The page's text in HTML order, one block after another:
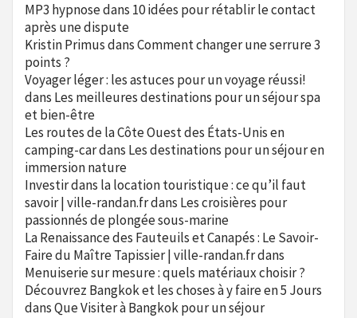
MP3 hypnosedans 10 idées pour rétablir le contact
après une dispute
Kristin PrimusdansComment changer une serrure 3
points ?
Voyager léger : les astuces pour un voyage réussi!
dans Les meilleures destinations pour un séjour spa
et bien-être
Les routes de la Côte Ouest des États-Unis en
camping-cardans Les destinations pour un séjour en
immersion nature
Investir dans la location touristique : ce qu’il faut
savoir | ville-randan.frdans Les croisières pour
passionnés de plongée sous-marine
La Renaissance des Fauteuils et Canapés : Le Savoir-
Faire du Maître Tapissier | ville-randan.frdans
Menuiserie sur mesure : quels matériaux choisir ?
Découvrez Bangkok et les choses à y faire en 5 Jours
dansQue Visiter à Bangkok pour un séjour